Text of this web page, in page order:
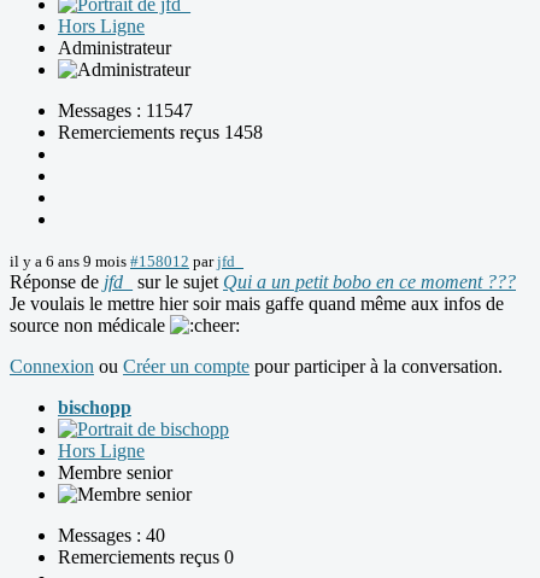
Hors Ligne
Administrateur
Messages : 11547
Remerciements reçus 1458
il y a 6 ans 9 mois #158012 parjfd_
Réponse de jfd_ sur le sujet Qui a un petit bobo en ce moment ???
Je voulais le mettre hier soir mais gaffe quand même aux infos de
source non médicale
Connexion ou Créer un compte pour participer à la conversation.
bischopp
Hors Ligne
Membre senior
Messages : 40
Remerciements reçus 0